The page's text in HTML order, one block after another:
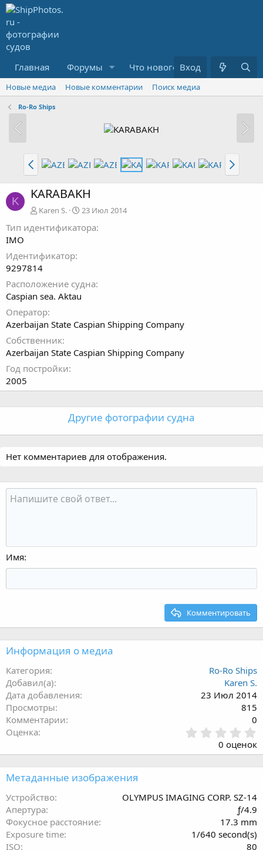
Главная Форумы Что нового? Медиа
Вход
Новые медиа Новые комментарии Поиск медиа
Ro-Ro Ships
K KARABAKH
Karen S. 23 Июл 2014
Тип идентификатора
IMO
Идентификатор
9297814
Расположение судна
Caspian sea. Aktau
Оператор
Azerbaijan State Caspian Shipping Company
Собственник
Azerbaijan State Caspian Shipping Company
Год постройки
2005
Другие фотографии судна
Нет комментариев для отображения.
Имя
Комментировать
Информация о медиа
Категория
Ro-Ro Ships
Добавил(а)
Karen S.
Дата добавления
23 Июл 2014
Просмотры
815
Комментарии
0
Оценка
.
0
ё
0 оценок
Метаданные изображения
Устройство
OLYMPUS IMAGING CORP. SZ-14
Апертура
ƒ/4.9
Фокусное расстояние
17.3 mm
Exposure time
1/640 second(s)
ISO
80